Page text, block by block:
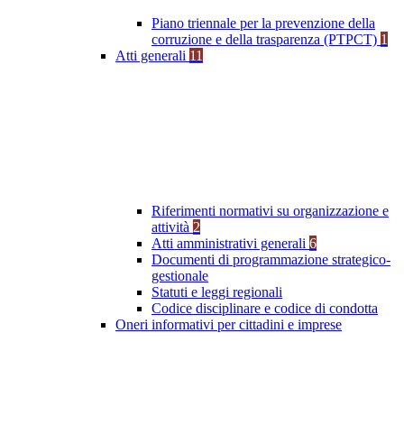
Piano triennale per la prevenzione della
corruzione e della trasparenza (PTPCT) 1
Atti generali 11
Riferimenti normativi su organizzazione e
attività 2
Atti amministrativi generali 6
Documenti di programmazione strategico-
gestionale
Statuti e leggi regionali
Codice disciplinare e codice di condotta
Oneri informativi per cittadini e imprese